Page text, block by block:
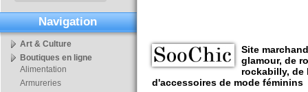
Site
glamour, de
rockabilly, de
d'accessoires de mode féminins
Navigation
Art & Culture
Boutiques en ligne
Alimentation
Armureries